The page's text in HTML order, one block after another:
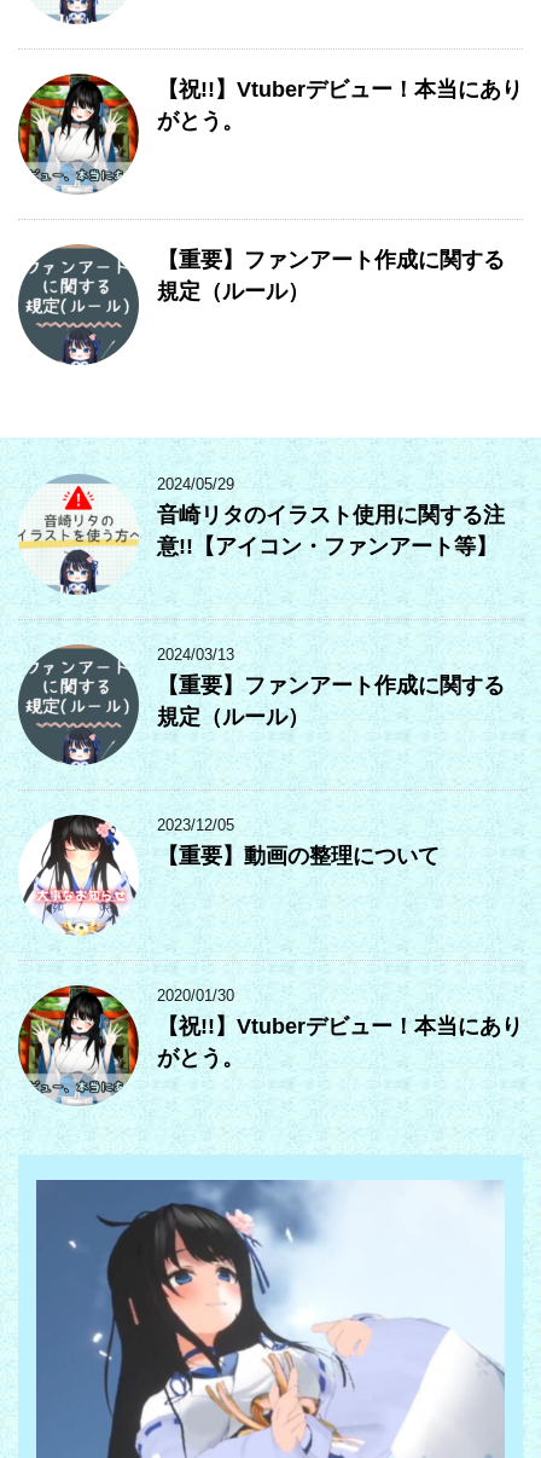
【祝!!】Vtuberデビュー！本当にあり
がとう。
【重要】ファンアート作成に関する
規定（ルール）
2024/05/29
音崎リタのイラスト使用に関する注
意!!【アイコン・ファンアート等】
2024/03/13
【重要】ファンアート作成に関する
規定（ルール）
2023/12/05
【重要】動画の整理について
2020/01/30
【祝!!】Vtuberデビュー！本当にあり
がとう。